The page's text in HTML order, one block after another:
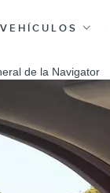
VEHÍCULOS
de la Navigator